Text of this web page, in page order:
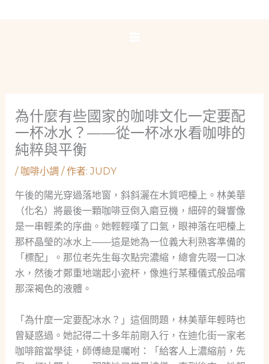
為什麼有些國家的咖啡文化一定要配
一杯冰水？——從一杯冰水看咖啡的
純粹與平衡
/ 咖啡小調 / 作者:JUDY
午後的陽光穿過落地窗，斜斜灑在木質吧檯上。林美華
（化名）將最後一顆咖啡豆倒入磨豆機，細碎的聲響像
是一串輕柔的序曲。她輕輕嘆了口氣，眼神落在吧檯上
那杯晶瑩的冰水上——這是她為一位義大利熟客準備的
「標配」。那位老先生每次點完濃縮，總會先啜一口冰
水，然後才鄭重地端起小瓷杯，像進行某種儀式般品嚐
那深褐色的液體。
「為什麼一定要配冰水？」這個問題，林美華年輕時也
曾疑惑過。她記得二十多年前剛入行，在迪化街一家老
咖啡館當學徒，師傅總是囑咐：「給客人上濃縮前，先